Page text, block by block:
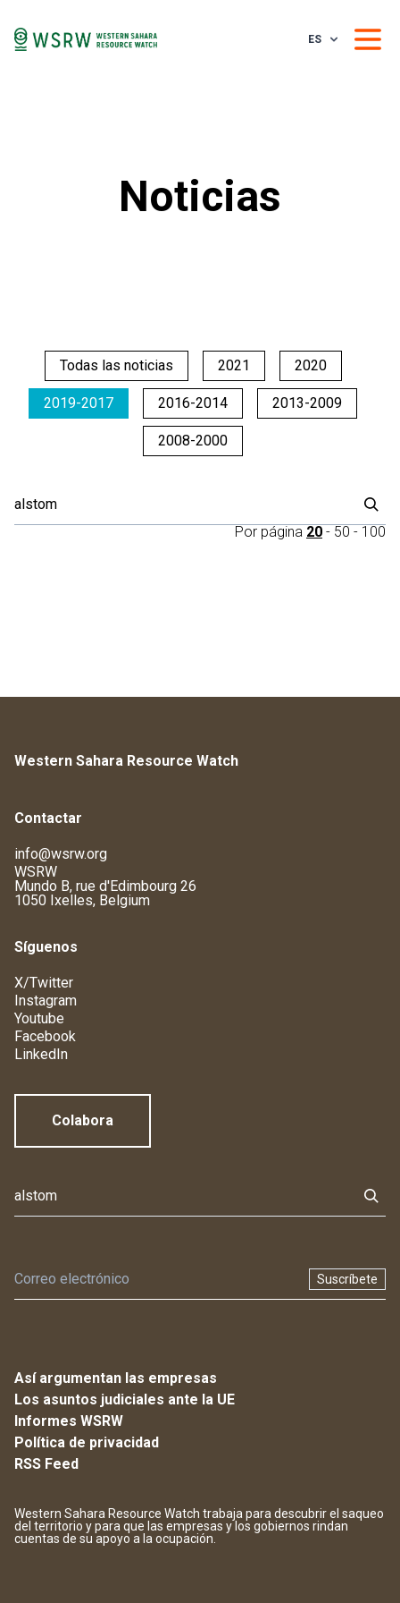
ES
Noticias
Todas las noticias 2021 2020
2019-2017 2016-2014 2013-2009
2008-2000
Por página 20 - 50 - 100
Western Sahara Resource Watch
Contactar
info@wsrw.org
WSRW
Mundo B, rue d'Edimbourg 26
1050 Ixelles, Belgium
Síguenos
X/Twitter
Instagram
Youtube
Facebook
LinkedIn
Colabora
Suscríbete
Así argumentan las empresas
Los asuntos judiciales ante la UE
Informes WSRW
Política de privacidad
RSS Feed
Western Sahara Resource Watch trabaja para descubrir el saqueo
del territorio y para que las empresas y los gobiernos rindan
cuentas de su apoyo a la ocupación.